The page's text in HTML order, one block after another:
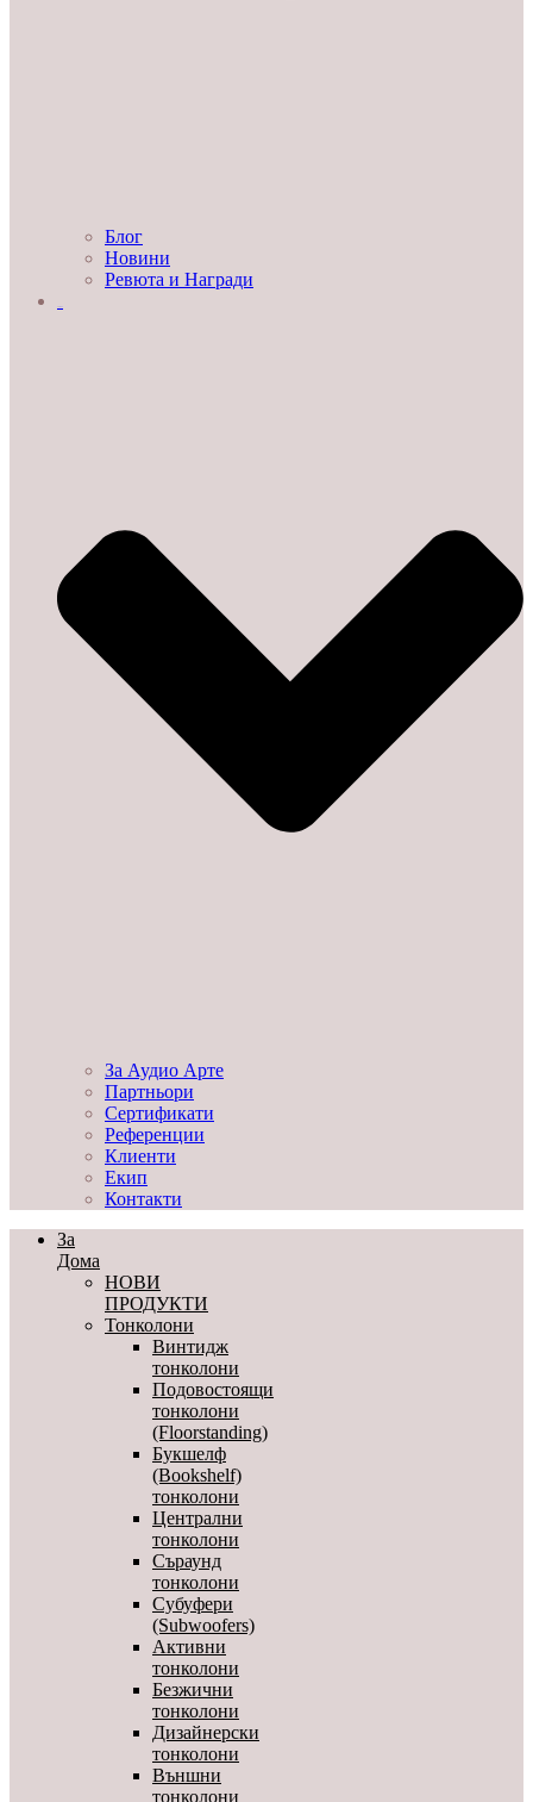
Блог
Новини
Ревюта и Награди
За Аудио Арте
Партньори
Сертификати
Референции
Клиенти
Екип
Контакти
За
Дома
НОВИ
ПРОДУКТИ
Тонколони
Винтидж
тонколони
Подовостоящи
тонколони
(Floorstanding)
Букшелф
(Bookshelf)
тонколони
Централни
тонколони
Съраунд
тонколони
Субуфери
(Subwoofers)
Активни
тонколони
Безжични
тонколони
Дизайнерски
тонколони
Външни
тонколони